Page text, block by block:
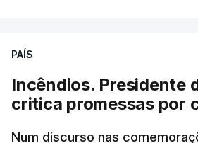
PAÍS
Incêndios. Presidente
critica promessas por
Num discurso nas